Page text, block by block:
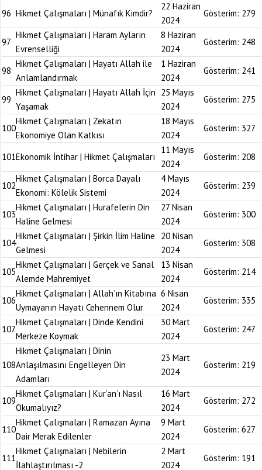
96 Hikmet Çalışmaları | Münafık Kimdir?
22 Haziran
2024
Gösterim: 279
97
Hikmet Çalışmaları | Haram Ayların
Evrenselliği
8 Haziran
2024
Gösterim: 248
98
Hikmet Çalışmaları | Hayatı Allah ile
Anlamlandırmak
1 Haziran
2024
Gösterim: 241
99
Hikmet Çalışmaları | Hayatı Allah İçin
Yaşamak
25 Mayıs
2024
Gösterim: 275
100
Hikmet Çalışmaları | Zekatın
Ekonomiye Olan Katkısı
18 Mayıs
2024
Gösterim: 327
101Ekonomik İntihar | Hikmet Çalışmaları
11 Mayıs
2024
Gösterim: 208
102
Hikmet Çalışmaları | Borca Dayalı
Ekonomi: Kölelik Sistemi
4 Mayıs
2024
Gösterim: 239
103
Hikmet Çalışmaları | Hurafelerin Din
Haline Gelmesi
27 Nisan
2024
Gösterim: 300
104
Hikmet Çalışmaları | Şirkin İlim Haline
Gelmesi
20 Nisan
2024
Gösterim: 308
105
Hikmet Çalışmaları | Gerçek ve Sanal
Alemde Mahremiyet
13 Nisan
2024
Gösterim: 214
106
Hikmet Çalışmaları | Allah’ın Kitabına
Uymayanın Hayatı Cehennem Olur
6 Nisan
2024
Gösterim: 335
107
Hikmet Çalışmaları | Dinde Kendini
Merkeze Koymak
30 Mart
2024
Gösterim: 247
108
Hikmet Çalışmaları | Dinin
Anlaşılmasını Engelleyen Din
Adamları
23 Mart
2024
Gösterim: 219
109
Hikmet Çalışmaları | Kur’an’ı Nasıl
Okumalıyız?
16 Mart
2024
Gösterim: 272
110
Hikmet Çalışmaları | Ramazan Ayına
Dair Merak Edilenler
9 Mart
2024
Gösterim: 627
111
Hikmet Çalışmaları | Nebilerin
İlahlaştırılması -2
2 Mart
2024
Gösterim: 191